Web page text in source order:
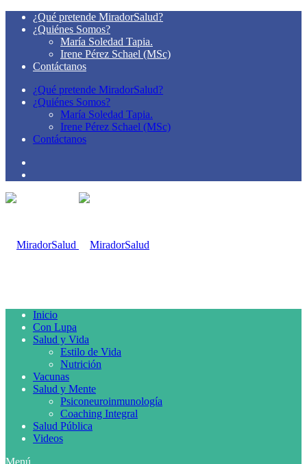
¿Qué pretende MiradorSalud?
¿Quiénes Somos?
María Soledad Tapia.
Irene Pérez Schael (MSc)
Contáctanos
¿Qué pretende MiradorSalud?
¿Quiénes Somos?
María Soledad Tapia.
Irene Pérez Schael (MSc)
Contáctanos
Inicio
Con Lupa
Salud y Vida
Estilo de Vida
Nutrición
Vacunas
Salud y Mente
Psiconeuroinmunología
Coaching Integral
Salud Pública
Videos
Menú